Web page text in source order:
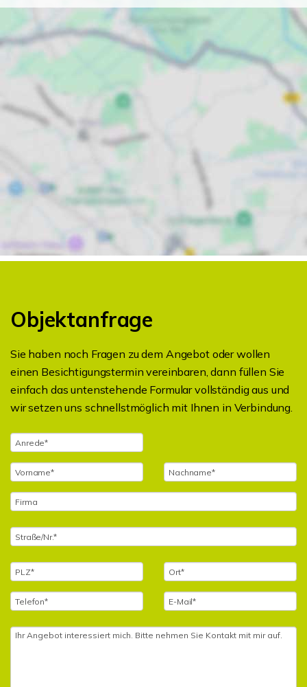
Objektanfrage
Sie haben noch Fragen zu dem Angebot oder wollen
einen Besichtigungstermin vereinbaren, dann füllen Sie
einfach das untenstehende Formular vollständig aus und
wir setzen uns schnellstmöglich mit Ihnen in Verbindung.